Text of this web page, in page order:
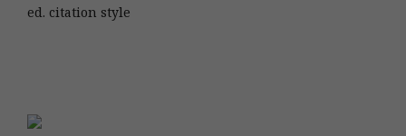
ed. citation style